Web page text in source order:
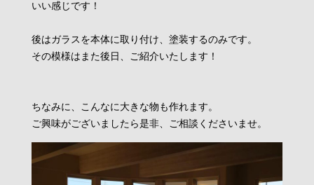
いい感じです！
後はガラスを本体に取り付け、塗装するのみです。
その模様はまた後日、ご紹介いたします！
ちなみに、こんなに大きな物も作れます。
ご興味がございましたら是非、ご相談くださいませ。